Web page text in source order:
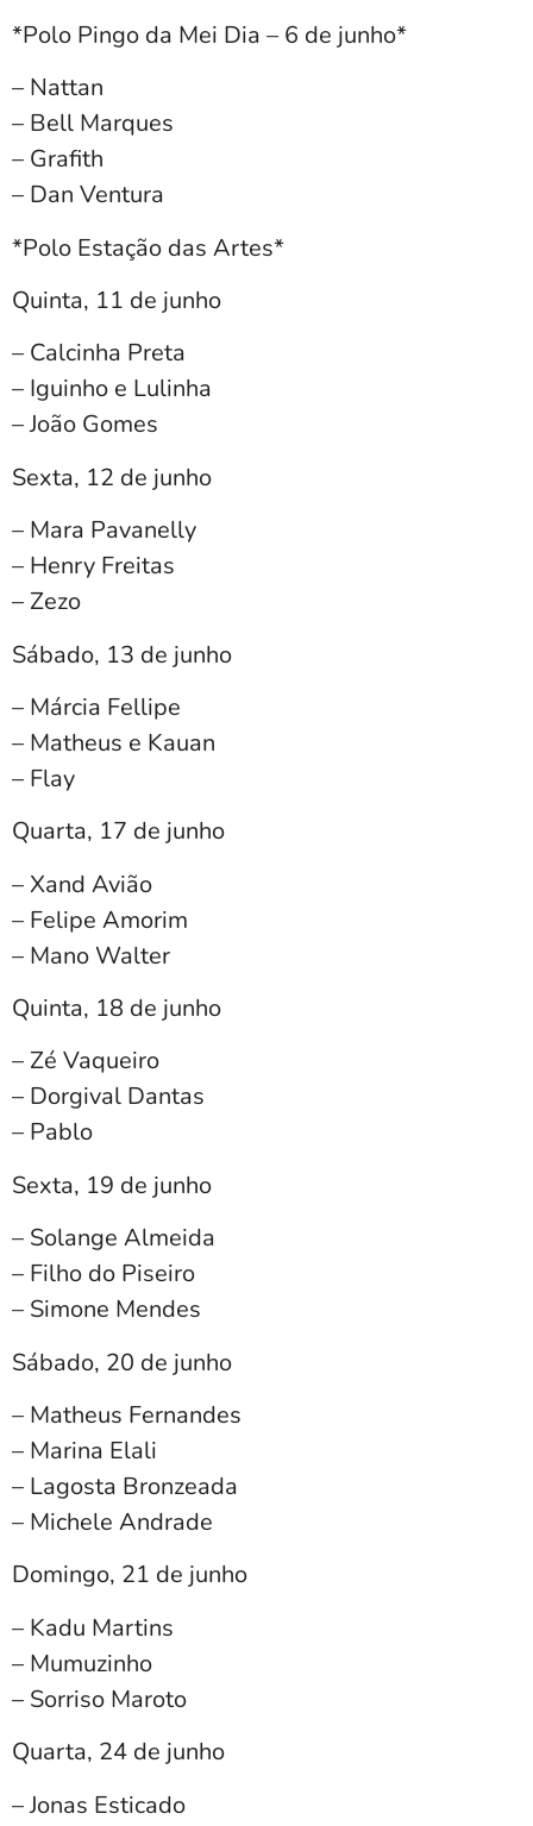
*Polo Pingo da Mei Dia – 6 de junho*
– Nattan
– Bell Marques
– Grafith
– Dan Ventura
*Polo Estação das Artes*
Quinta, 11 de junho
– Calcinha Preta
– Iguinho e Lulinha
– João Gomes
Sexta, 12 de junho
– Mara Pavanelly
– Henry Freitas
– Zezo
‌Sábado, 13 de junho
– Márcia Fellipe
– Matheus e Kauan
– Flay
‌Quarta, 17 de junho
– Xand Avião
– Felipe Amorim
– Mano Walter
Quinta, 18 de junho
– Zé Vaqueiro
– Dorgival Dantas
– Pablo
Sexta, 19 de junho
– Solange Almeida
– Filho do Piseiro
– Simone Mendes
Sábado, 20 de junho
– Matheus Fernandes
– ⁠Marina Elali
– Lagosta Bronzeada
– Michele Andrade
Domingo, 21 de junho
– Kadu Martins
– Mumuzinho
– Sorriso Maroto
Quarta, 24 de junho
– Jonas Esticado